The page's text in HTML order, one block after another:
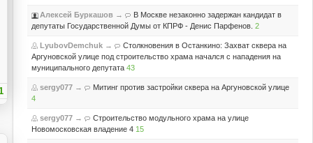
Алексей Буркашов →
В Москве незаконно задержан кандидат в
депутаты Государственной Думы от КПРФ - Денис Парфенов. 2
LyubovDemchuk→
Столкновения в Останкино: Захват сквера на
Аргуновской улице под строительство храма начался с нападения на
муниципального депутата 43
sergy077→
Митинг против застройки сквера на Аргуновской улице
4
sergy077→
Строительство модульного храма на улице
Новомосковская владение 4 15